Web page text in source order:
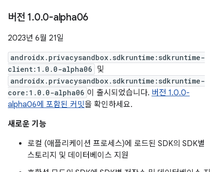
버전 1.0.0-alpha06
2023년 6월 21일
androidx.privacysandbox.sdkruntime:sdkruntime-
client:1.0.0-alpha06 및
androidx.privacysandbox.sdkruntime:sdkruntime-
core:1.0.0-alpha06 이 출시되었습니다. 버전 1.0.0-
alpha06에 포함된 커밋을 확인하세요.
새로운 기능
로컬 (애플리케이션 프로세스)에 로드된 SDK의 SDK별
스토리지 및 데이터베이스 지원